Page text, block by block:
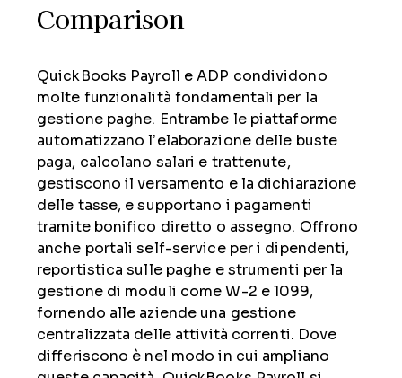
Comparison
QuickBooks Payroll e ADP condividono
molte funzionalità fondamentali per la
gestione paghe. Entrambe le piattaforme
automatizzano l’elaborazione delle buste
paga, calcolano salari e trattenute,
gestiscono il versamento e la dichiarazione
delle tasse, e supportano i pagamenti
tramite bonifico diretto o assegno. Offrono
anche portali self-service per i dipendenti,
reportistica sulle paghe e strumenti per la
gestione di moduli come W-2 e 1099,
fornendo alle aziende una gestione
centralizzata delle attività correnti. Dove
differiscono è nel modo in cui ampliano